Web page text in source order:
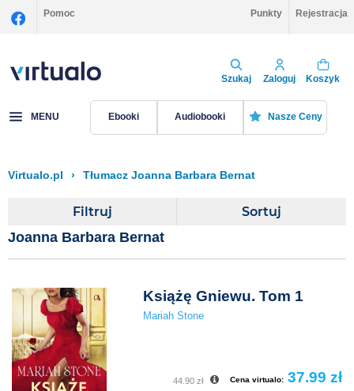
Pomoc Punkty Rejestracja
Szukaj Zaloguj Koszyk
MENU Ebooki Audiobooki Nasze Ceny
Virtualo.pl › Tłumacz Joanna Barbara Bernat
Filtruj Sortuj
Joanna Barbara Bernat
Książę Gniewu. Tom 1
Mariah Stone
Cena virtualo: 37.99 zł
44.90 zł